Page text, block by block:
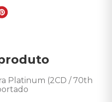
Platinum (2CD / 70th